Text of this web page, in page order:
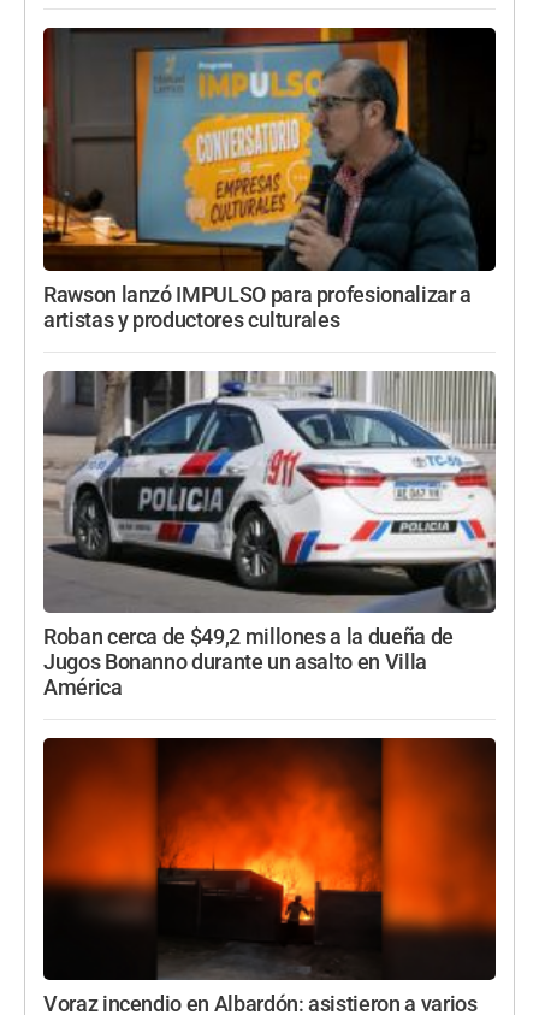
Rawson lanzó IMPULSO para profesionalizar a
artistas y productores culturales
Roban cerca de $49,2 millones a la dueña de
Jugos Bonanno durante un asalto en Villa
América
Voraz incendio en Albardón: asistieron a varios